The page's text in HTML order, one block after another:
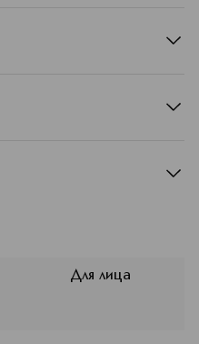
После использования
ритм жизни с каждым
шаг, предлагая
средства для женщин,
Для лица